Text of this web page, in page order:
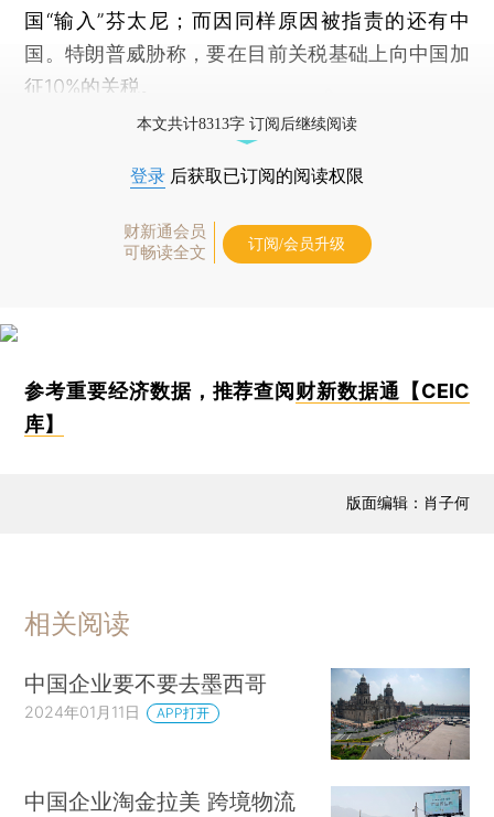
国“输入”芬太尼；而因同样原因被指责的还有中
国。特朗普威胁称，要在目前关税基础上向中国加
征10%的关税。
本文共计8313字 订阅后继续阅读
登录 后获取已订阅的阅读权限
财新通会员
可畅读全文
订阅/会员升级
参考重要经济数据，推荐查阅 财新数据通【CEIC
库】
版面编辑：肖子何
相关阅读
中国企业要不要去墨西哥
2024年01月11日 APP打开
中国企业淘金拉美 跨境物流